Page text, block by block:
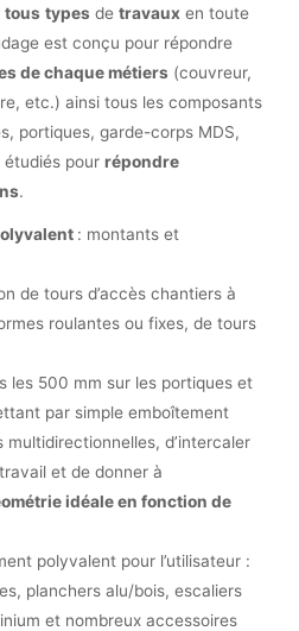
tous types de travaux en toute
est conçu pour répondre
de chaque métiers (couvreur,
etc.) ainsi tous les composants
portiques, garde-corps MDS,
étudiés pour répondre
.
: montants et
de tours d’accès chantiers à
roulantes ou fixes, de tours
les 500 mm sur les portiques et
par simple emboîtement
multidirectionnelles, d’intercaler
et de donner à
idéale en fonction de
polyvalent pour l’utilisateur :
planchers alu/bois, escaliers
et nombreux accessoires